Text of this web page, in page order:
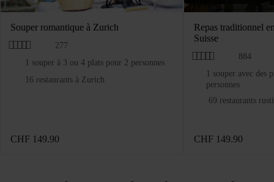
Souper romantique à Zurich
277
1 souper à 3 ou 4 plats pour 2 personnes
16 restaurants à Zurich
CHF 149.90
Repas traditionnel
Suisse
884
1 souper avec des
personnes
69 restaurants
CHF 149.90